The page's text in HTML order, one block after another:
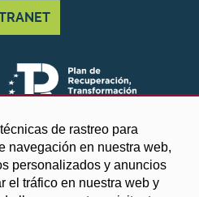
de rastreo para
navegación en nuestra web,
personalizados y anuncios
el tráfico en nuestra web y